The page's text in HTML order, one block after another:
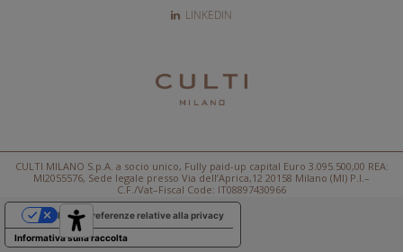
LINKEDIN
CULTI MILANO S.p.A. a socio unico, Fully paid-up capital Euro 3.095.500,00 REA:
MI2055576, Sede legale presso Via dell’Aprica,12 20158 Milano (MI) P.I.–
C.F./Vat–Fiscal Code: IT08897430966
Informativa sulla raccolta
Le tue preferenze relative alla privacy